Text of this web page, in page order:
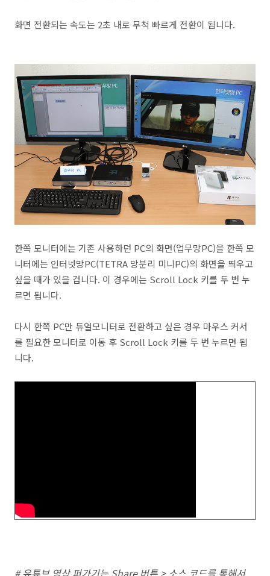
화면 전환되는 속도는 2초 내로 무척 빠르게 전환이 됩니다.
한쪽 모니터에는 기존 사용하던 PC의 화면(업무망PC)을 한쪽 모
니터에는 인터넷망PC(TETRA 망분리 미니PC)의 화면을 띄우고
싶을 때가 있을 겁니다. 이 경우에는 Scroll Lock 키를 두 번 누
르면 됩니다.
다시 한쪽 PC만 듀얼모니터로 전환하고 싶은 경우 마우스 커서
를 필요한 모니터로 이동 후 Scroll Lock 키를 두 번 누르면 됩
니다.
# 유튜브 영상 퍼가기는 Share 버튼 > 소스 코드를 통해서